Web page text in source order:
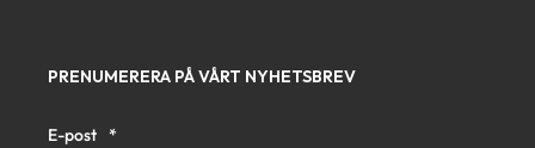
PRENUMERERA PÅ VÅRT NYHETSBREV
E-post *